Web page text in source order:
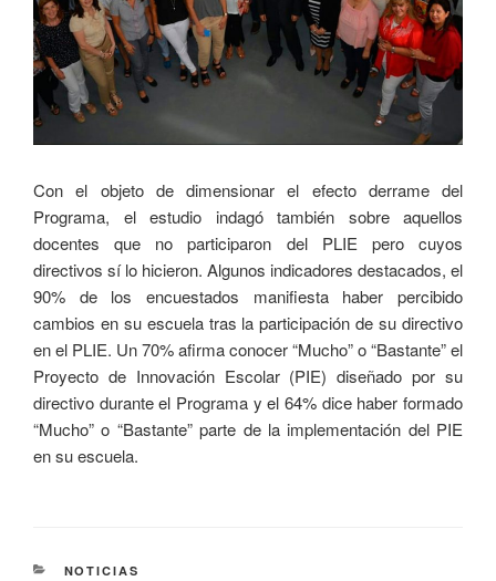
Con el objeto de dimensionar el efecto derrame del
Programa, el estudio indagó también sobre aquellos
docentes que no participaron del PLIE pero cuyos
directivos sí lo hicieron. Algunos indicadores destacados, el
90% de los encuestados manifiesta haber percibido
cambios en su escuela tras la participación de su directivo
en el PLIE. Un 70% afirma conocer “Mucho” o “Bastante” el
Proyecto de Innovación Escolar (PIE) diseñado por su
directivo durante el Programa y el 64% dice haber formado
“Mucho” o “Bastante” parte de la implementación del PIE
en su escuela.
NOTICIAS